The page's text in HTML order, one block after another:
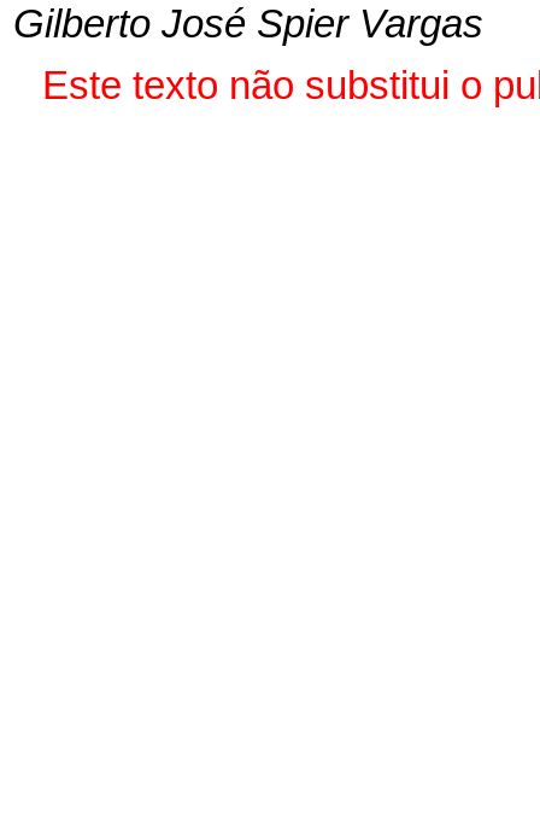
Gilberto José Spier Vargas
Este texto não substitui o